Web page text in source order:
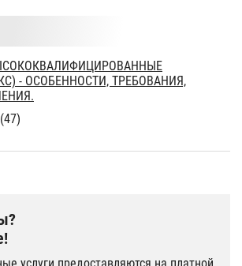
- ОСОБЕННОСТИ, ТРЕБОВАНИЯ,